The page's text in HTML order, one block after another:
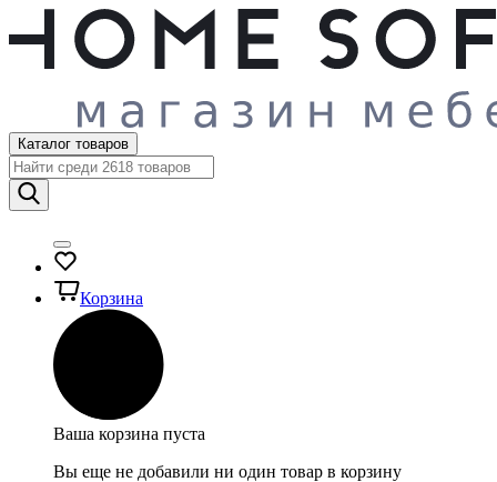
Каталог товаров
Корзина
Ваша корзина пуста
Вы еще не добавили ни один товар в корзину